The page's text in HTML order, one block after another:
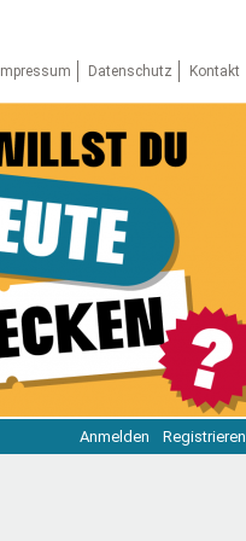
Impressum Datenschutz Kontakt
Anmelden Registrieren